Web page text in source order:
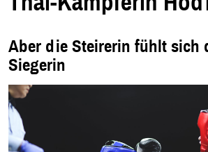
e
F
e
e
Aber die Steirerin fühlt sich
Siegerin